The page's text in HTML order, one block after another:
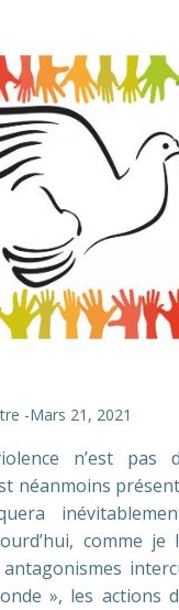
-Mars 21, 2021
n’est pas
néanmoins
comme
», les actions